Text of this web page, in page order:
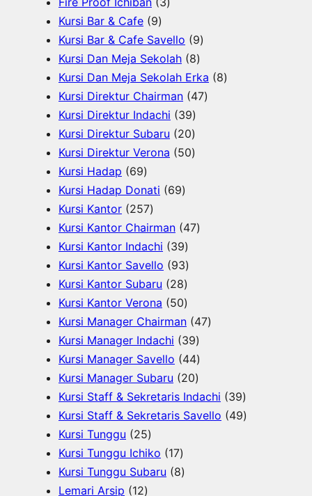
k
u
k
o
d
u
k
o
d
u
k
r
o
d
u
k
Kursi Bar & Cafe 99
P
r
o
d
u
k
Kursi Bar & Cafe Savello 99
r
o
Kursi Dan Meja Sekolah 88
P
r
Kursi Dan Meja Sekolah Erka 88
Kursi Direktur Chairman 474
Kursi Direktur Indachi 393
9
P
u
Kursi Direktur Subaru 202
0
d
Kursi Direktur Verona 505
o
Kursi Hadap 696
9
P
r
o
d
u
k
Kursi Hadap Donati 696
P
r
o
d
u
k
Kursi Kantor 2572
5
7
P
r
o
d
u
k
Kursi Kantor Chairman 474
d
u
k
Kursi Kantor Indachi 393
9
P
r
o
d
u
k
Kursi Kantor Savello 939
3
P
r
o
d
u
k
Kursi Kantor Subaru 282
8
P
r
o
d
u
k
Kursi Kantor Verona 505
0
P
r
o
d
u
Kursi Manager Chairman 474
o
d
Kursi Manager Indachi 393
9
P
r
o
Kursi Manager Savello 444
4
P
r
Kursi Manager Subaru 202
0
P
Kursi Staff & Sekretaris Indachi 393
9
Kursi Staff & Sekretaris Savello 494
Kursi Tunggu 252
5
P
Kursi Tunggu Ichiko 171
7
Kursi Tunggu Subaru 88
Lemari Arsip 121